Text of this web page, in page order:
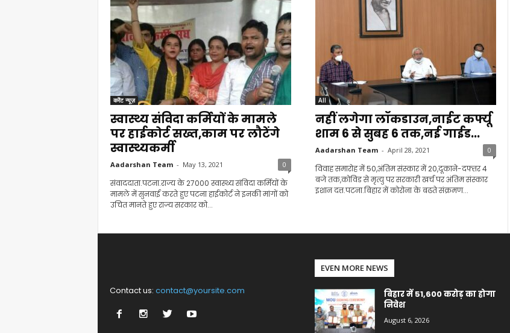
करेंट न्यूज़
स्वास्थ्य संविदा कर्मियों के मामले
पर हाईकोर्ट सख्त,काम पर लौटेंगे
स्वास्थ्यकर्मी
Aadarshan Team - May 13, 2021 0
संवाददाता.पटना.राज्य के 27000 स्वास्थ्य संविदा कर्मियों के
मामले में सुनवाई करते हुए पटना हाईकोर्ट ने इनकी मांगों को
उचित मानते हुए राज्य सरकार को...
All
नहीं लगेगा लॉकडाउन,नाईट कर्फ्यू
शाम 6 से सुबह 6 तक,नई गाईड...
Aadarshan Team - April 28, 2021 0
विवाह समारोह में 50,अंतिम संस्कार में 20,दूकाने-दफ्तर 4
बजे तक,कोविड से मृत्यु पर सरकारी खर्च पर अंतिम संस्कार
इशान दत्त.पटना.बिहार में कोरोना के बढते संक्रमण...
Contact us: contact@yoursite.com
EVEN MORE NEWS
बिहार में 51,600 करोड़ का होगा
निवेश
August 6, 2026